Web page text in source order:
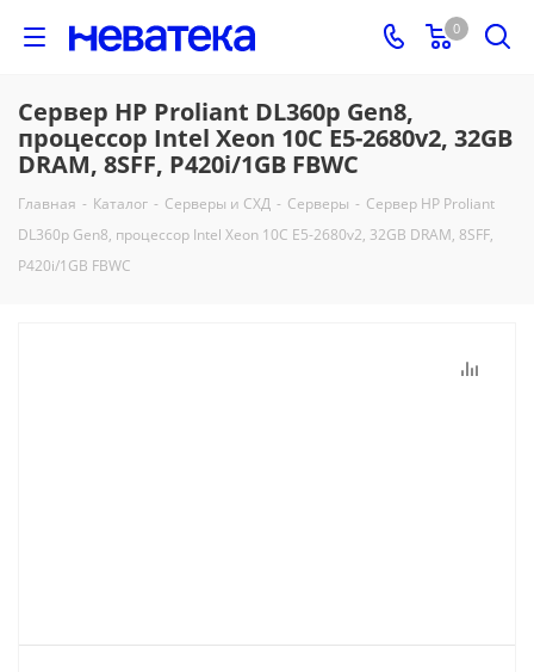
0
Сервер HP Proliant DL360p Gen8,
процессор Intel Xeon 10C E5-2680v2, 32GB
DRAM, 8SFF, P420i/1GB FBWC
Главная - Каталог - Серверы и СХД - Серверы - Сервер HP Proliant
DL360p Gen8, процессор Intel Xeon 10C E5-2680v2, 32GB DRAM, 8SFF,
P420i/1GB FBWC